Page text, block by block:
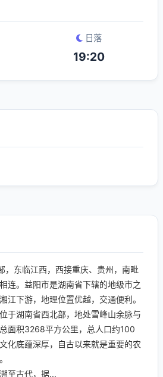
日落
19:20
东临江西，西接重庆、贵州，南毗
连。益阳市是湖南省下辖的地级市之
江下游，地理位置优越，交通便利。
于湖南省西北部，地处雪峰山余脉与
面积3268平方公里，总人口约100
化底蕴深厚，自古以来就是重要的农
至古代，据...